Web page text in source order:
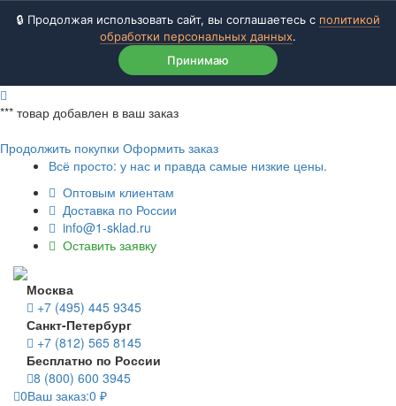
🔒 Продолжая использовать сайт, вы соглашаетесь с политикой
обработки персональных данных.
Принимаю
*** товар добавлен в ваш заказ
Продолжить покупки Оформить заказ
Всё просто: у нас и правда самые низкие цены.
Оптовым клиентам
Доставка по России
info@1-sklad.ru
Оставить заявку
Москва
+7 (495) 445 9345
Санкт-Петербург
+7 (812) 565 8145
Бесплатно по России
8 (800) 600 3945
0Ваш заказ:0 ₽